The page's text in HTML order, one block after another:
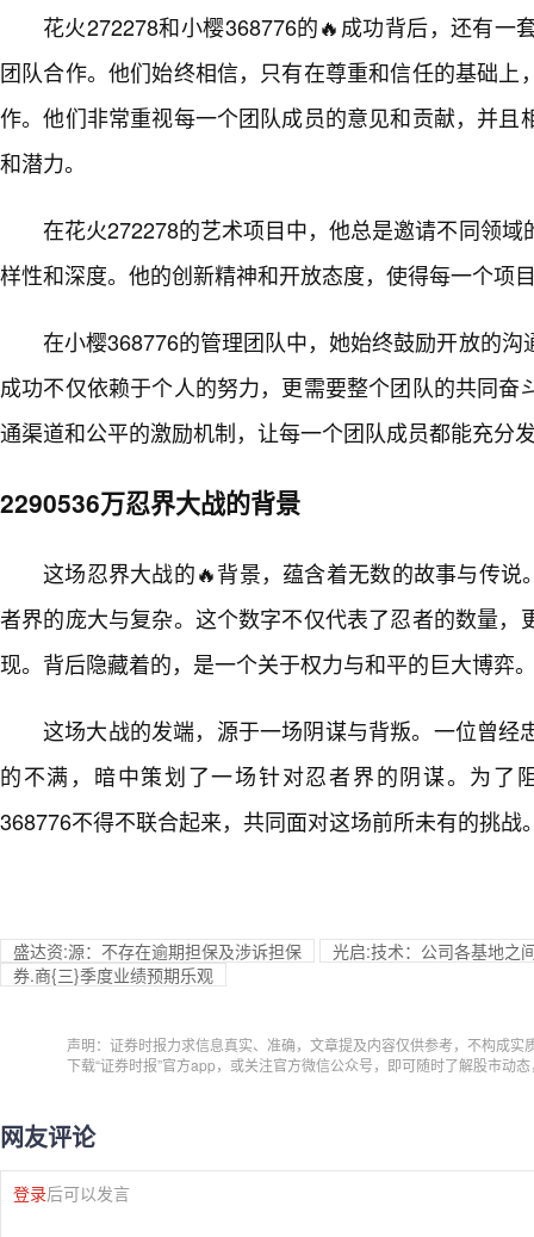
花火272278和小樱368776的🔥成功背后，还有一
团队合作。他们始终相信，只有在尊重和信任的基础上
作。他们非常重视每一个团队成员的意见和贡献，并且
和潜力。
在花火272278的艺术项目中，他总是邀请不同领
样性和深度。他的创新精神和开放态度，使得每一个项
在小樱368776的管理团队中，她始终鼓励开放的
成功不仅依赖于个人的努力，更需要整个团队的共同奋
通渠道和公平的激励机制，让每一个团队成员都能充分
2290536万忍界大战的背景
这场忍界大战的🔥背景，蕴含着无数的故事与传
者界的庞大与复杂。这个数字不仅代表了忍者的数量，
现。背后隐藏着的，是一个关于权力与和平的巨大博弈
这场大战的发端，源于一场阴谋与背叛。一位曾经
的不满，暗中策划了一场针对忍者界的阴谋。为了
368776不得不联合起来，共同面对这场前所未有的挑战
盛达资:源：不存在逾期担保及涉诉担保
光启:技术：公司各基地之
券.商{三}季度业绩预期乐观
声明：证券时报力求信息真实、准确，文章提及内容仅供参考，不构成实
下载“证券时报”官方app，或关注官方微信公众号，即可随时了解股市动
网友评论
登录后可以发言